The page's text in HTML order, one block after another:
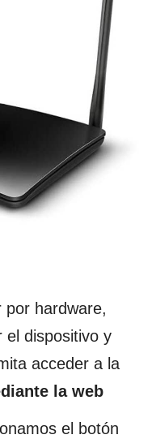
por hardware,
el dispositivo y
acceder a la
la web
el botón